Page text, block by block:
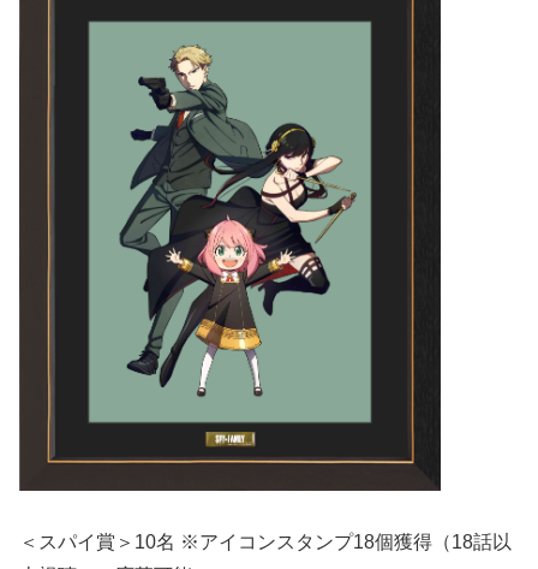
＜スパイ賞＞10名 ※アイコンスタンプ18個獲得（18話以